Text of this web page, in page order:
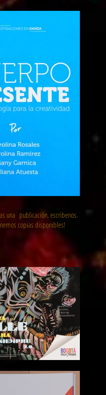
una publicación, escribenos.
copias disponibles!